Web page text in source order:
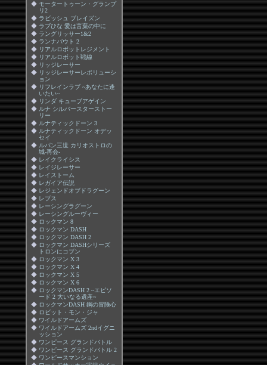
◆ モータートゥーン・グランプ
リ2
◆ ラビッシュ ブレイズン
◆ ラブひな 愛は言葉の中に
◆ ラングリッサー1&2
◆ ランナバウト 2
◆ リアルロボットレジメント
◆ リアルロボット戦線
◆ リッジレーサー
◆ リッジレーサーレボリューシ
ョン
◆ リフレインラブ ~あなたに逢
いたい~
◆ リンダ キューブアゲイン
◆ ルナ シルバースターストー
リー
◆ ルナティックドーン 3
◆ ルナティックドーン オデッ
セイ
◆ ルパン三世 カリオストロの
城-再会-
◆ レイクライシス
◆ レイジレーサー
◆ レイストーム
◆ レガイア伝説
◆ レジェンドオブドラグーン
◆ レブス
◆ レーシングラグーン
◆ レーシングルーヴィー
◆ ロックマン 8
◆ ロックマン DASH
◆ ロックマン DASH 2
◆ ロックマン DASHシリーズ
トロンにコブン
◆ ロックマン X 3
◆ ロックマン X 4
◆ ロックマン X 5
◆ ロックマン X 6
◆ ロックマンDASH 2 ~エピソ
ード 2 大いなる遺産~
◆ ロックマンDASH 鋼の冒険心
◆ ロビット・モン・ジャ
◆ ワイルドアームズ
◆ ワイルドアームズ 2ndイグニ
ッション
◆ ワンピース グランドバトル
◆ ワンピース グランドバトル 2
◆ ワンピースマンション